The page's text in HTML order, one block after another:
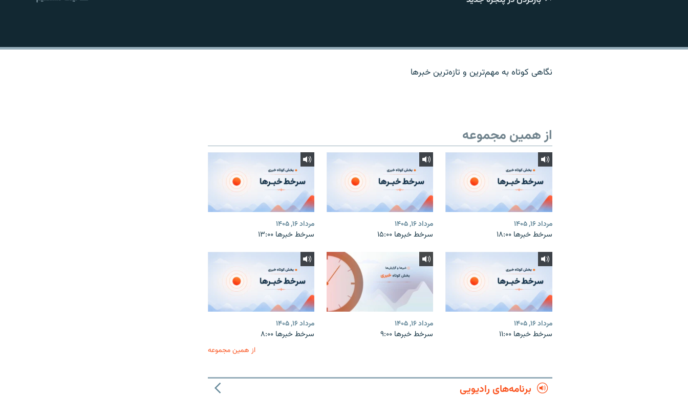
EMBED
نگاهی کوتاه به مهم‌ترين و تازه‌ترين خبرها
از همین مجموعه
مرداد ۱۶, ۱۴۰۵
سرخط خبرها ۱۸:۰۰
مرداد ۱۶, ۱۴۰۵
سرخط خبرها ۱۵:۰۰
مرداد ۱۶, ۱۴۰۵
سرخط خبرها ۱۳:۰۰
مرداد ۱۶, ۱۴۰۵
سرخط خبرها ۱۱:۰۰
مرداد ۱۶, ۱۴۰۵
سرخط خبرها ۹:۰۰
مرداد ۱۶, ۱۴۰۵
سرخط خبرها ۸:۰۰
از همین مجموعه
برنامه‌های رادیویی